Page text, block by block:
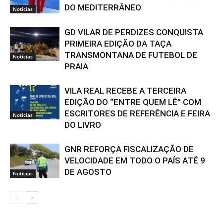
Notícias
DO MEDITERRÂNEO
Notícias
GD VILAR DE PERDIZES CONQUISTA
PRIMEIRA EDIÇÃO DA TAÇA
TRANSMONTANA DE FUTEBOL DE
PRAIA
Notícias
VILA REAL RECEBE A TERCEIRA
EDIÇÃO DO “ENTRE QUEM LÊ” COM
ESCRITORES DE REFERÊNCIA E FEIRA
DO LIVRO
Notícias
GNR REFORÇA FISCALIZAÇÃO DE
VELOCIDADE EM TODO O PAÍS ATÉ 9
DE AGOSTO